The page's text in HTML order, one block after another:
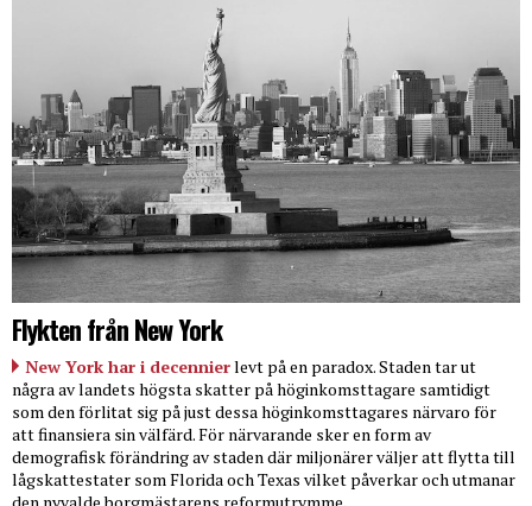
Flykten från New York
New York har i decennierlevt på en paradox. Staden tar ut
några av landets högsta skatter på höginkomsttagare samtidigt
som den förlitat sig på just dessa höginkomsttagares närvaro för
att finansiera sin välfärd. För närvarande sker en form av
demografisk förändring av staden där miljonärer väljer att flytta till
lågskattestater som Florida och Texas vilket påverkar och utmanar